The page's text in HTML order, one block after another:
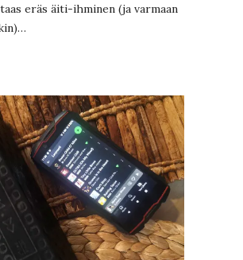
eräs äiti-ihminen (ja varmaan